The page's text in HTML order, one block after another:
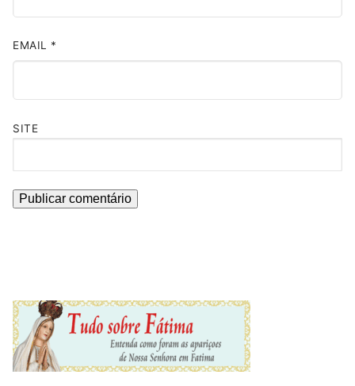
EMAIL *
SITE